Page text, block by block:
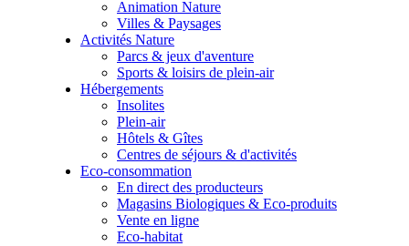
Animation Nature
Villes & Paysages
Activités Nature
Parcs & jeux d'aventure
Sports & loisirs de plein-air
Hébergements
Insolites
Plein-air
Hôtels & Gîtes
Centres de séjours & d'activités
Eco-consommation
En direct des producteurs
Magasins Biologiques & Eco-produits
Vente en ligne
Eco-habitat